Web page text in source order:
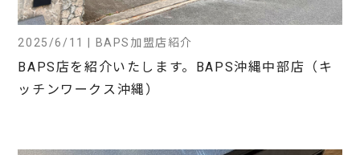
2025/6/11 | BAPS加盟店紹介
BAPS店を紹介いたします。BAPS沖縄中部店（キ
ッチンワークス沖縄）